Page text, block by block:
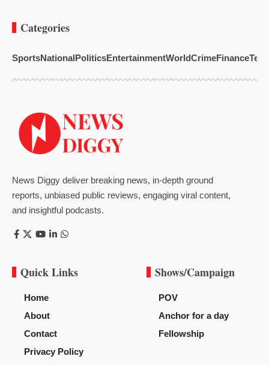
Categories
SportsNationalPoliticsEntertainmentWorldCrimeFinance
News Diggy deliver breaking news, in-depth ground
reports, unbiased public reviews, engaging viral content,
and insightful podcasts.
Quick Links
Home
About
Contact
Privacy Policy
Shows/Campaign
POV
Anchor for a day
Fellowship